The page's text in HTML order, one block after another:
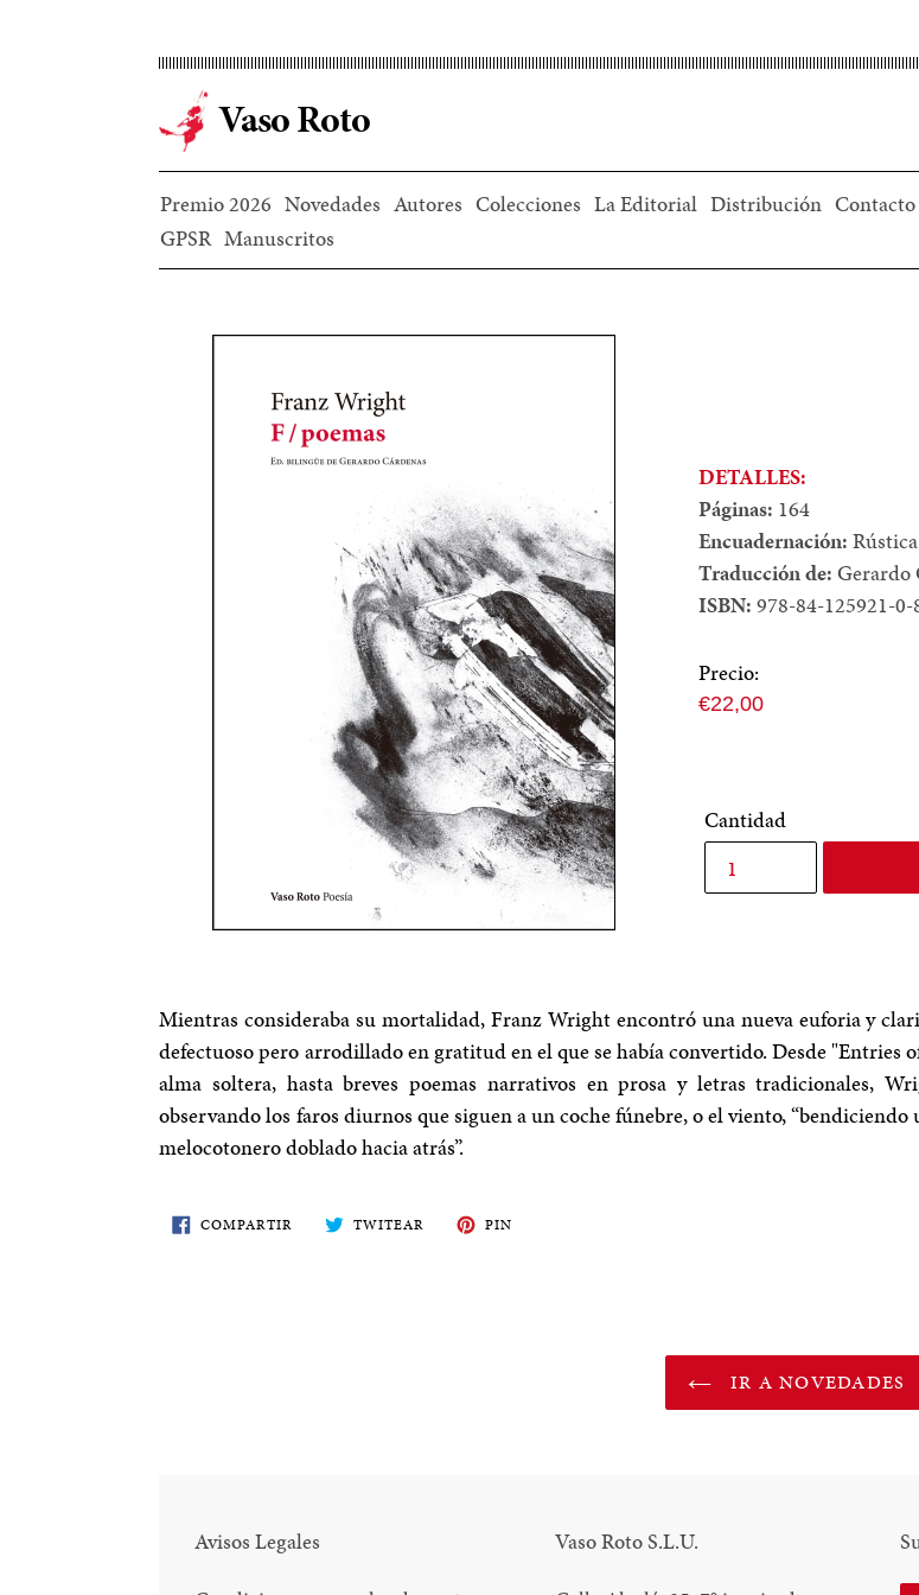
contenido
principalVaso Roto
Premio 2026 Novedades Autores Colecciones La Editorial Distribución Contacto
GPSR Manuscritos
DETALLES:
Páginas: 164
Encuadernación:
Traducción de:Gerardo
ISBN:978-84-125921-0-
Precio:
Precio
€22,00
Cantidad
Mientras consideraba su mortalidad, Franz Wright encontró una nueva euforia y
defectuoso pero arrodillado en gratitud en el que se había convertido. Desde "Entries
alma soltera, hasta breves poemas narrativos en prosa y letras tradicionales,
observando los faros diurnos que siguen a un coche fúnebre, o el viento,
melocotonero doblado hacia atrás”.
COMPARTIR COMPARTETWITEAR TWITEA
EN
PINPIN
IR A NOVEDADES
Avisos Legales
Vaso Roto S.L.U.